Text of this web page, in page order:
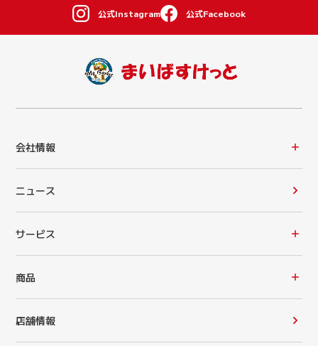
公式Instagram 公式Facebook
会社情報
ニュース
サービス
商品
店舗情報